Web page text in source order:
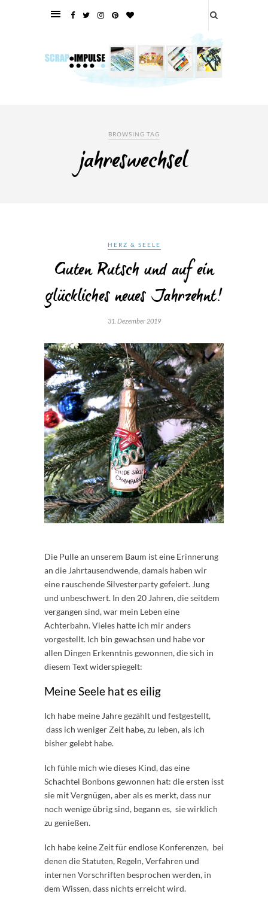
BROWSING TAG
jahreswechsel
HERZ & SEELE
Guten Rutsch und auf ein
glückliches neues Jahrzehnt!
31. Dezember 2019
Die Pulle an unserem Baum ist eine Erinnerung
an die Jahrtausendwende, damals haben wir
eine rauschende Silvesterparty gefeiert. Jung
und unbeschwert. In den 20 Jahren, die seitdem
vergangen sind, war mein Leben eine
Achterbahn. Vieles hatte ich mir anders
vorgestellt. Ich bin gewachsen und habe vor
allen Dingen Erkenntnis gewonnen, die sich in
diesem Text widerspiegelt:
Meine Seele hat es eilig
Ich habe meine Jahre gezählt und festgestellt,
dass ich weniger Zeit habe, zu leben, als ich
bisher gelebt habe.
Ich fühle mich wie dieses Kind, das eine
Schachtel Bonbons gewonnen hat: die ersten isst
sie mit Vergnügen, aber als es merkt, dass nur
noch wenige übrig sind, begann es, sie wirklich
zu genießen.
Ich habe keine Zeit für endlose Konferenzen, bei
denen die Statuten, Regeln, Verfahren und
internen Vorschriften besprochen werden, in
dem Wissen, dass nichts erreicht wird.